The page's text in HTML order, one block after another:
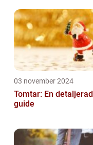
03 november 2024
Tomtar: En detaljerad
guide